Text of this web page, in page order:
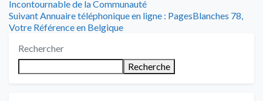
de
l’article
précédent
:
Incontournable de la Communauté
Suivant Article
suivant
Annuaire téléphonique en ligne : PagesBlanches 78,
Votre Référence en Belgique
Rechercher
Recherche